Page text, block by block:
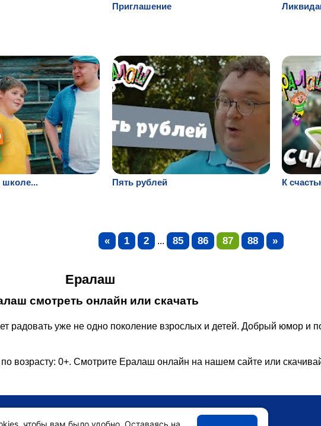
Приглашение
Пять рублей К
« 1 2 ... 85 86 87 88 »
Ералаш
смотреть онлайн или скачать
радовать уже не одно поколение взрослых и детей. Добрый юмор и
возрасту: 0+. Смотрите Ералаш онлайн на нашем сайте или
•Мультики
чтобы вам было удобно. Оставаясь на